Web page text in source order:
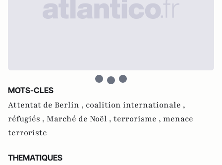
MOTS-CLES
Attentat de Berlin , coalition internationale ,
réfugiés , Marché de Noël , terrorisme , menace
terroriste
THEMATIQUES